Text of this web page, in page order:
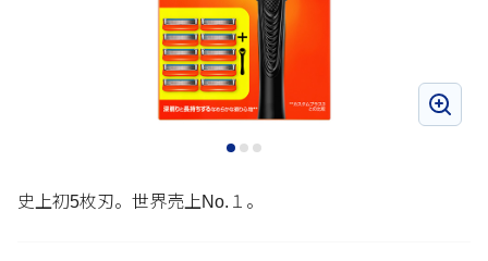
史上初5枚刃。世界売上No.１。